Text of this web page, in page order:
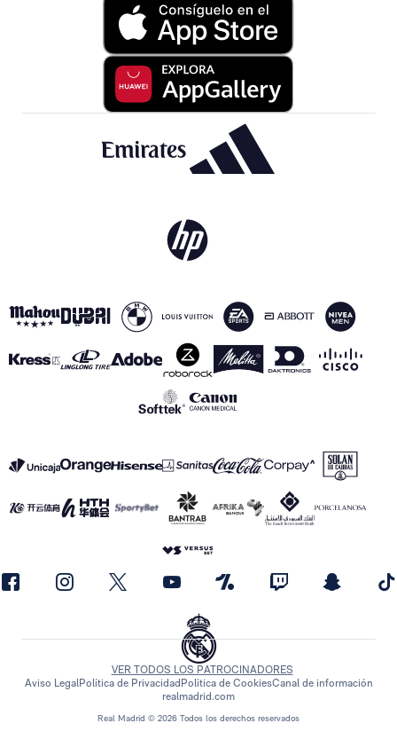
Real Madrid © 2026 Todos los derechos reservados
VER TODOS LOS PATROCINADORES
Aviso LegalPolítica de Privacidad Política de CookiesCanal de información
realmadrid.com